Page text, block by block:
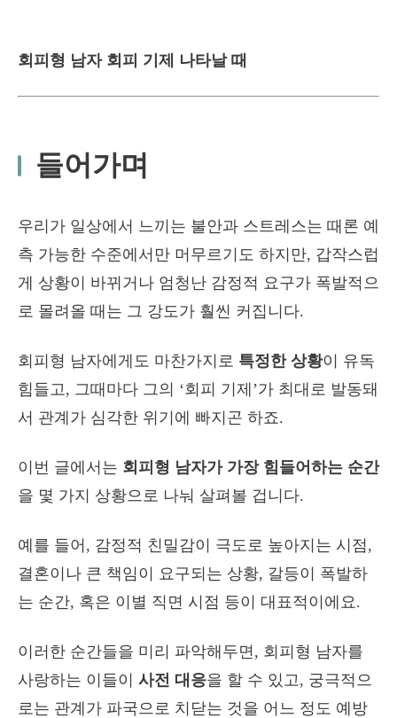
회피형 남자 회피 기제 나타날 때
들어가며
우리가 일상에서 느끼는 불안과 스트레스는 때론 예
측 가능한 수준에서만 머무르기도 하지만, 갑작스럽
게 상황이 바뀌거나 엄청난 감정적 요구가 폭발적으
로 몰려올 때는 그 강도가 훨씬 커집니다.
회피형 남자에게도 마찬가지로 특정한 상황이 유독
힘들고, 그때마다 그의 ‘회피 기제’가 최대로 발동돼
서 관계가 심각한 위기에 빠지곤 하죠.
이번 글에서는 회피형 남자가 가장 힘들어하는 순간
을 몇 가지 상황으로 나눠 살펴볼 겁니다.
예를 들어, 감정적 친밀감이 극도로 높아지는 시점,
결혼이나 큰 책임이 요구되는 상황, 갈등이 폭발하
는 순간, 혹은 이별 직면 시점 등이 대표적이에요.
이러한 순간들을 미리 파악해두면, 회피형 남자를
사랑하는 이들이 사전 대응을 할 수 있고, 궁극적으
로는 관계가 파국으로 치닫는 것을 어느 정도 예방